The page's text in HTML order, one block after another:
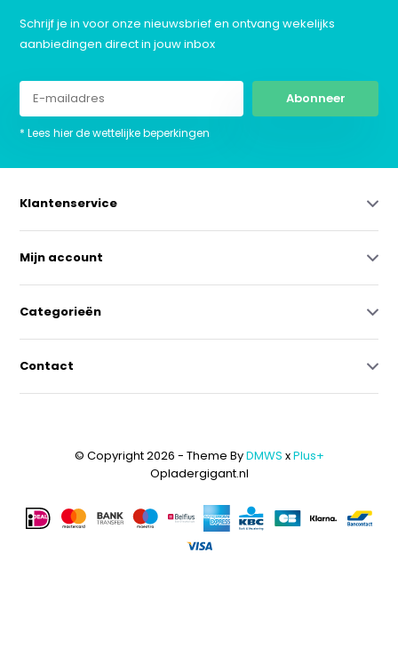
Schrijf je in voor onze nieuwsbrief en ontvang wekelijks
aanbiedingen direct in jouw inbox
Abonneer
* Lees hier de wettelijke beperkingen
Klantenservice
Mijn account
Categorieën
Contact
© Copyright 2026 - Theme ByDMWS xPlus+
Opladergigant.nl